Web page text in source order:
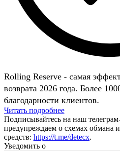
Rolling Reserve - самая
возврата 2026 года. Более
благодарности клиентов.
Читать подробнее
Подписывайтесь на наш
предупреждаем о схемах обмана
средств: https://t.me/detecx.
Уведомить о